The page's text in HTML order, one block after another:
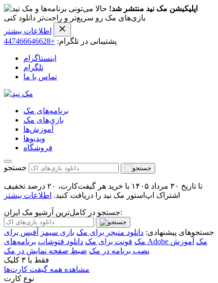
اپلیکیشن مک نید منتشر شد! حالا می‌تونی برنامه‌ها و
بازی‌های مک رو سریع‌تر و راحت‌تر دانلود کنی
اطلاعات بیشتر
پشتیبانی در تلگرام: +447466646628
اینستاگرام
تلگرام
تماس با ما
برنامه‌های مک
بازی‌های مک
آموزش‌ها
ویدیو‌ها
فروشگاه
جستجو
تا تاریخ ۳۰ مرداد ۱۴۰۵ با خرید هر گیفت‌کارت، ۲۰ درصد تخفیف
اشتراک اپ‌استور مک نید را دریافت کنید. اطلاعات بیشتر
جستجو در کامل‌ترین آرشیو مک ایران:
جستجوهای پیشنهادی: دانلود منیجر برای مک بازی سیمز
آفیس برای
مک فونت برای مک دانلود فتوشاپ برنامه‌های Adobe مک آموزش
نصب برنامه در مک ضبط صفحه نمایش در مک
فقط با ۳ کلیک
مشاهده همه گیفت کارت‌ها
نوع کارت